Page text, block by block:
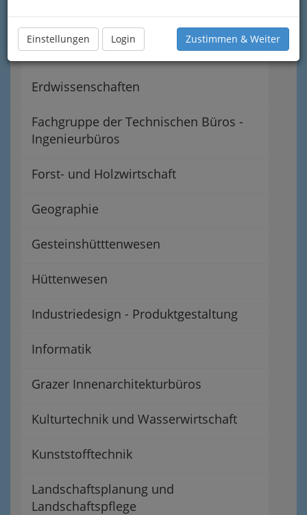
Einstellungen Login Zustimmen & Weiter
Chemie
Erdölwesen
Erdwissenschaften
Fachgruppe der Technischen Büros -
Ingenieurbüros
Forst- und Holzwirtschaft
Geographie
Gesteinshütttenwesen
Hüttenwesen
Industriedesign - Produktgestaltung
Informatik
Grazer Innenarchitekturbüros
Kulturtechnik und Wasserwirtschaft
Kunststofftechnik
Landschaftsplanung und
Landschaftspflege